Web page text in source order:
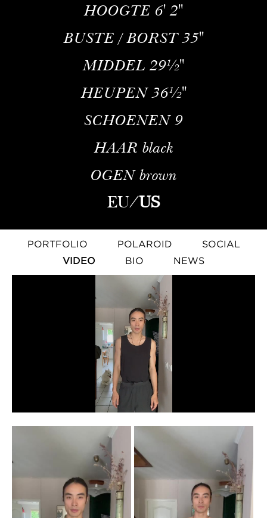
HOOGTE 6' 2''
BUSTE / BORST 35''
MIDDEL 29½''
HEUPEN 36½''
SCHOENEN 9
HAAR black
OGEN brown
EU/US
PORTFOLIO POLAROID
SOCIAL
VIDEO
BIO NEWS